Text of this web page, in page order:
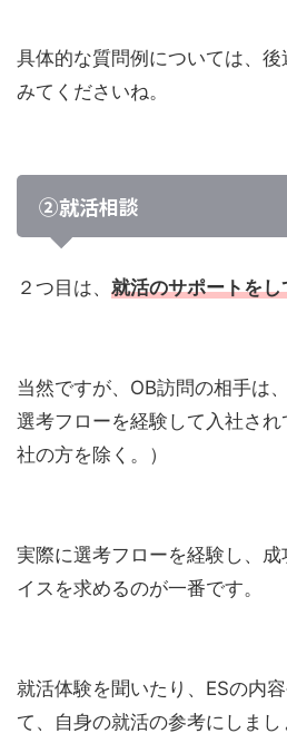
具体的な質問例については、後
みてくださいね。
②就活相談
２つ目は、 就活のサポートをし
当然ですが、OB訪問の相手は
選考フローを経験して入社さ
社の方を除く。）
実際に選考フローを経験し、
イスを求めるのが一番です。
就活体験を聞いたり、ESの内
て、自身の就活の参考にしまし